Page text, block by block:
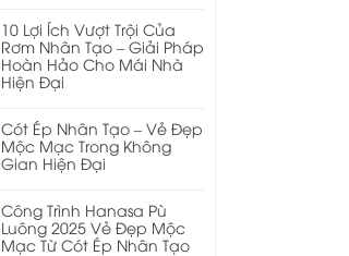
10 Lợi Ích Vượt Trội Của
Rơm Nhân Tạo – Giải Pháp
Hoàn Hảo Cho Mái Nhà
Hiện Đại
Cót Ép Nhân Tạo – Vẻ Đẹp
Mộc Mạc Trong Không
Gian Hiện Đại
Công Trình Hanasa Pù
Luông 2025 Vẻ Đẹp Mộc
Mạc Từ Cót Ép Nhân Tạo